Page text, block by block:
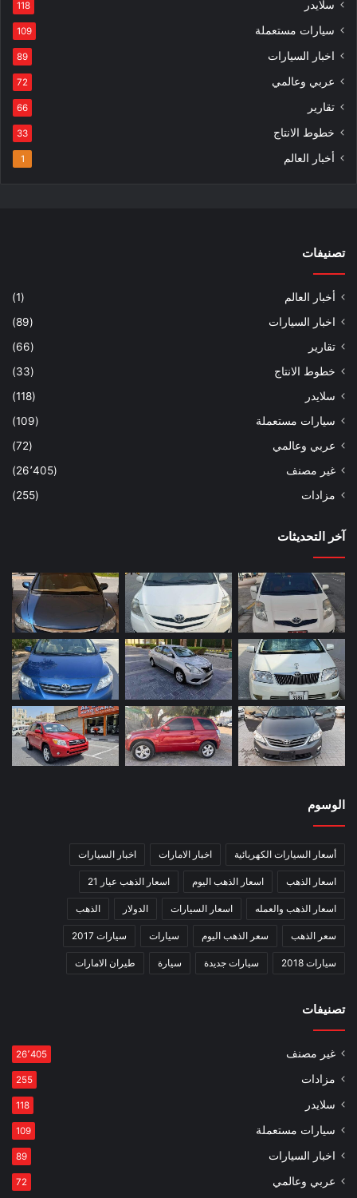
سلايدر 118
سيارات مستعملة 109
اخبار السيارات 89
عربي وعالمي 72
تقارير 66
خطوط الانتاج 33
أخبار العالم 1
تصنيفات
أخبار العالم
(1)
اخبار السيارات
(89)
تقارير
(66)
خطوط الانتاج
(33)
سلايدر
(118)
سيارات مستعملة
(109)
عربي وعالمي
(72)
غير مصنف
(26٬405)
مزادات
(255)
آخر التحديثات
الوسوم
أسعار السيارات الكهربائية اخبار الامارات اخبار السيارات
اسعار الذهب اسعار الذهب اليوم اسعار الذهب عيار 21
اسعار الذهب والعمله اسعار السيارات الدولار الذهب
سعر الذهب سعر الذهب اليوم سيارات سيارات 2017
سيارات 2018 سيارات جديدة سيارة طيران الامارات
تصنيفات
غير مصنف 26٬405
مزادات 255
سلايدر 118
سيارات مستعملة 109
اخبار السيارات 89
عربي وعالمي 72